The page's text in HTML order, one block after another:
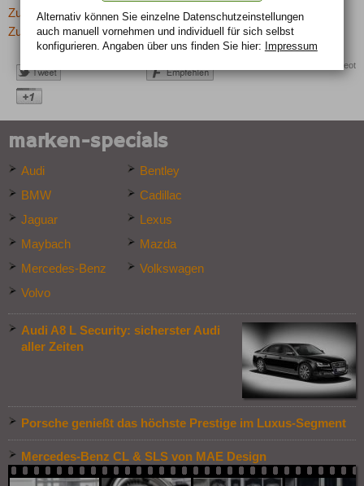
Zurück zur letzten Seite
Zur Übersicht: -> Neuheiten
Quelle: Peugeot
marken-specials
Audi
Bentley
BMW
Cadillac
Jaguar
Lexus
Maybach
Mazda
Mercedes-Benz
Volkswagen
Volvo
Audi A8 L Security: sicherster Audi
aller Zeiten
Porsche genießt das höchste Prestige im Luxus-Segment
Mercedes-Benz CL & SLS von MAE Design
Alternativ können Sie einzelne Datenschutz­ein­stellungen
auch manuell vor­nehmen und indivi­duell für sich selbst
konfigurieren. Angaben über uns finden Sie hier: Impressum